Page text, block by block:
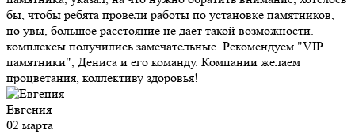
бы, чтобы ребята провели работы по установке памятников,
но увы, большое расстояние не дает такой возможности.
комплексы получились замечательные. Рекомендуем "VIP
памятники", Дениса и его команду. Компании желаем
процветания, коллективу здоровья!
Евгения
02 марта